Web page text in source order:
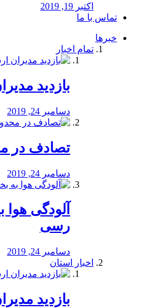
اکتبر 19, 2019
تماس با ما
خبرها
تمام اخبار
بازدید
دسامبر 24, 2019
تصادف در
دسامبر 24, 2019
آلودگی
رسی
دسامبر 24, 2019
اخبار استان
بازدید